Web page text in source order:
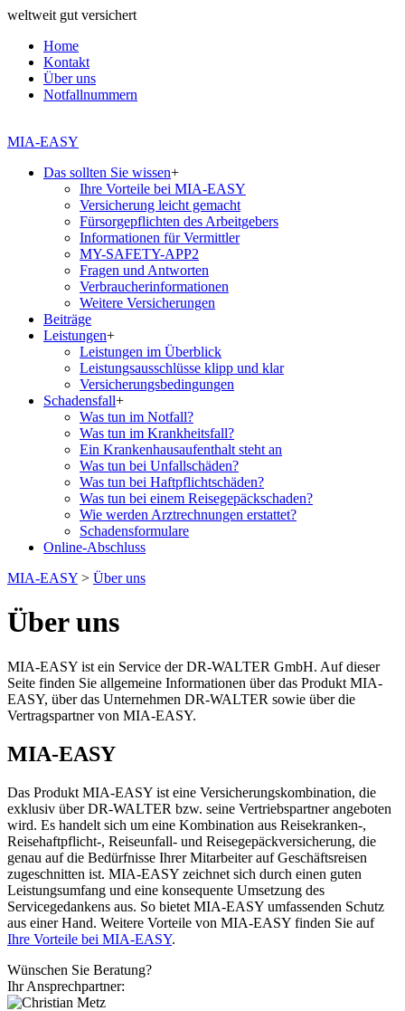
weltweit gut versichert
Home
Kontakt
Über uns
Notfallnummern
MIA-EASY
Das sollten Sie wissen+
Ihre Vorteile bei MIA-EASY
Versicherung leicht gemacht
Fürsorgepflichten des Arbeitgebers
Informationen für Vermittler
MY-SAFETY-APP2
Fragen und Antworten
Verbraucherinformationen
Weitere Versicherungen
Beiträge
Leistungen+
Leistungen im Überblick
Leistungsausschlüsse klipp und klar
Versicherungsbedingungen
Schadensfall+
Was tun im Notfall?
Was tun im Krankheitsfall?
Ein Krankenhausaufenthalt steht an
Was tun bei Unfallschäden?
Was tun bei Haftpflichtschäden?
Was tun bei einem Reisegepäckschaden?
Wie werden Arztrechnungen erstattet?
Schadensformulare
Online-Abschluss
MIA-EASY > Über uns
Über uns
MIA-EASY ist ein Service der DR-WALTER GmbH. Auf dieser
Seite finden Sie allgemeine Informationen über das Produkt MIA-
EASY, über das Unternehmen DR-WALTER sowie über die
Vertragspartner von MIA-EASY.
MIA-EASY
Das Produkt MIA-EASY ist eine Versicherungskombination, die
exklusiv über DR-WALTER bzw. seine Vertriebspartner angeboten
wird. Es handelt sich um eine Kombination aus Reisekranken-,
Reisehaftpflicht-, Reiseunfall- und Reisegepäckversicherung, die
genau auf die Bedürfnisse Ihrer Mitarbeiter auf Geschäftsreisen
zugeschnitten ist. MIA-EASY zeichnet sich durch einen guten
Leistungsumfang und eine konsequente Umsetzung des
Servicegedankens aus. So bietet MIA-EASY umfassenden Schutz
aus einer Hand. Weitere Vorteile von MIA-EASY finden Sie auf
Ihre Vorteile bei MIA-EASY.
Wünschen Sie Beratung?
Ihr Ansprechpartner: